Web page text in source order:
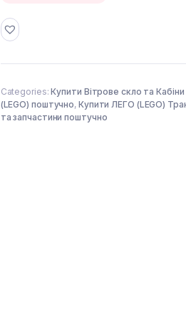
Categories:Купити Вітрове скло та
(LEGO) поштучно, Купити ЛЕГО (LEGO)
та запчастини поштучно